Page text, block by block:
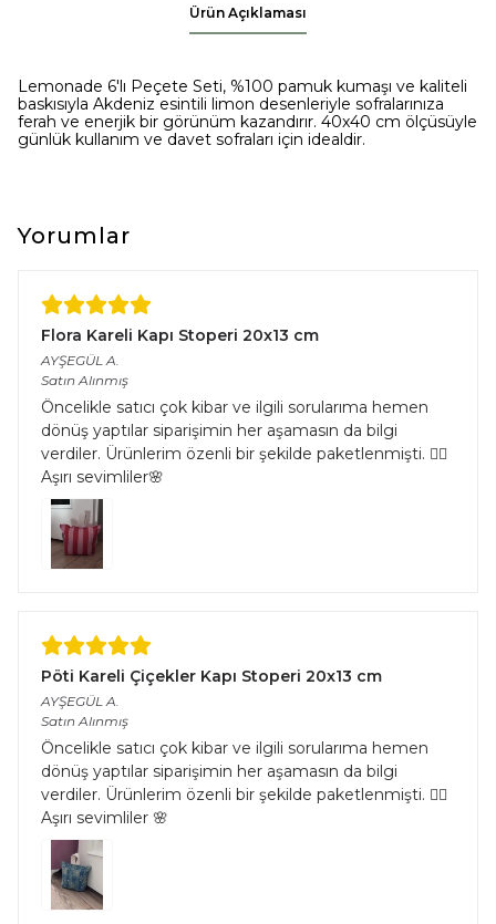
Ürün Açıklaması
Lemonade 6'lı Peçete Seti, %100 pamuk kumaşı ve kaliteli
baskısıyla Akdeniz esintili limon desenleriyle sofralarınıza
ferah ve enerjik bir görünüm kazandırır. 40x40 cm ölçüsüyle
günlük kullanım ve davet sofraları için idealdir.
Yorumlar
Flora Kareli Kapı Stoperi 20x13 cm
AYŞEGÜL A.
Satın Alınmış
Öncelikle satıcı çok kibar ve ilgili sorularıma hemen
dönüş yaptılar siparişimin her aşamasın da bilgi
verdiler. Ürünlerim özenli bir şekilde paketlenmişti. 👌🏻
Aşırı sevimliler🌸
Pöti Kareli Çiçekler Kapı Stoperi 20x13 cm
AYŞEGÜL A.
Satın Alınmış
Öncelikle satıcı çok kibar ve ilgili sorularıma hemen
dönüş yaptılar siparişimin her aşamasın da bilgi
verdiler. Ürünlerim özenli bir şekilde paketlenmişti. 👌🏻
Aşırı sevimliler 🌸